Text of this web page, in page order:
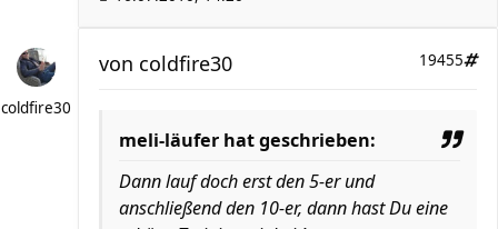
coldfire30
19455
von coldfire30
meli-läufer hat geschrieben:
Dann lauf doch erst den 5-er und
anschließend den 10-er, dann hast Du eine